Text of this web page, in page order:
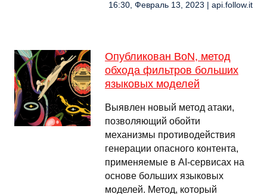
16:30, Февраль 13, 2023 | api.follow.it
Опубликован BoN, метод
обхода фильтров больших
языковых моделей
Выявлен новый метод атаки,
позволяющий обойти
механизмы противодействия
генерации опасного контента,
применяемые в AI-сервисах на
основе больших языковых
моделей. Метод, который